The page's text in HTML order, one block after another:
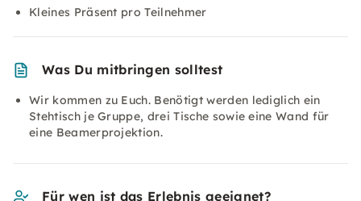
Kleines Präsent pro Teilnehmer
Was Du mitbringen solltest
Wir kommen zu Euch. Benötigt werden lediglich ein
Stehtisch je Gruppe, drei Tische sowie eine Wand für
eine Beamerprojektion.
Für wen ist das Erlebnis geeignet?